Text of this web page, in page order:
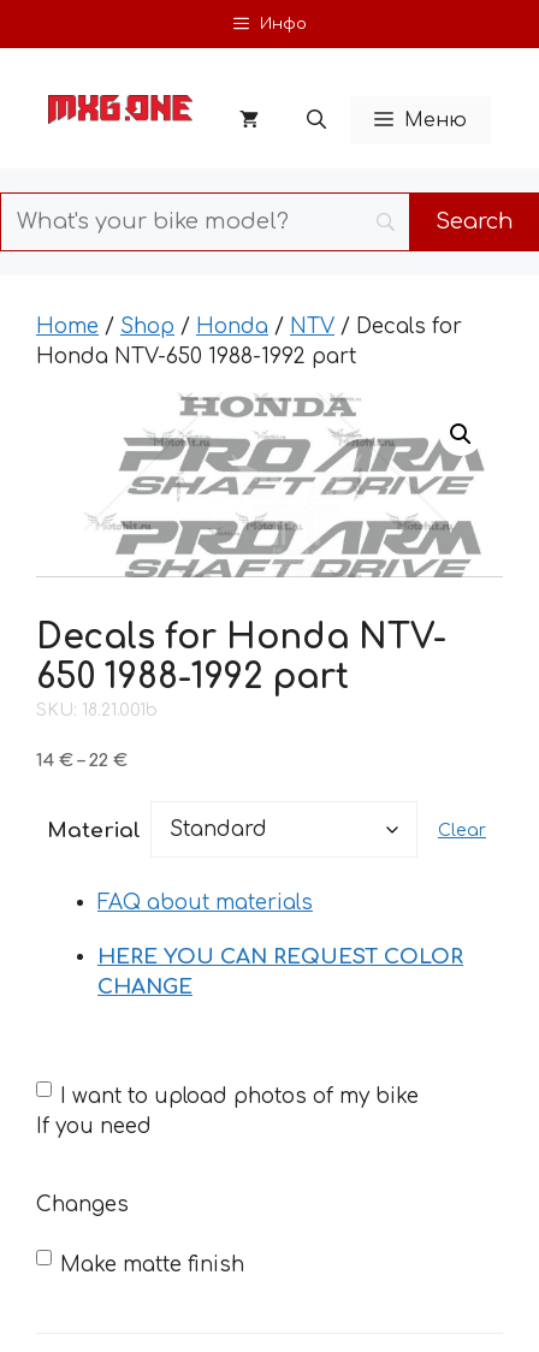
to
Инфо
Меню
Home / Shop / Honda / NTV / Decals for
Honda NTV-650 1988-1992 part
Decals for Honda NTV-
650 1988-1992 part
SKU: 18.21.001b
14 € – 22 €Price
through
Material Clear
FAQ about materials
HERE YOU CAN REQUEST COLOR
CHANGE
If
you
I want to upload photos of my bike
If you need
Changes
Make matte finish